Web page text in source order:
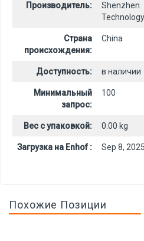
Производитель:
Страна
происхождения:
China
Доступность: в наличии
Минимальный
запрос:
100
Вес с упаковкой: 0.00 kg
Загрузка на Enhof : Sep 8, 2025
Похожие Позиции